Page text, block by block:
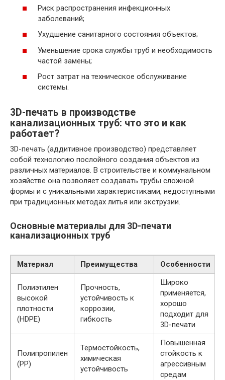
Риск распространения инфекционных
заболеваний;
Ухудшение санитарного состояния объектов;
Уменьшение срока службы труб и необходимость
частой замены;
Рост затрат на техническое обслуживание
системы.
3D-печать в производстве
канализационных труб: что это и как
работает?
3D-печать (аддитивное производство) представляет
собой технологию послойного создания объектов из
различных материалов. В строительстве и коммунальном
хозяйстве она позволяет создавать трубы сложной
формы и с уникальными характеристиками, недоступными
при традиционных методах литья или экструзии.
Основные материалы для 3D-печати
канализационных труб
Материал Преимущества Особенности
Полиэтилен
высокой
плотности
(HDPE)
Прочность,
устойчивость к
коррозии,
гибкость
Широко
применяется,
хорошо
подходит для
3D-печати
Полипропилен
(PP)
Термостойкость,
химическая
устойчивость
Повышенная
стойкость к
агрессивным
средам